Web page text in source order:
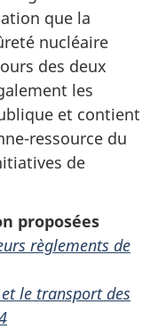
que la
nucléaire
des deux
les
et contient
ressource du
de
proposées
règlements de
le transport des